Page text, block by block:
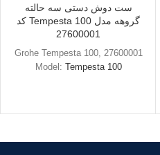
ست دوش دستی سه حالته
گروهه مدل Tempesta 100 کد
27600001
Grohe Tempesta 100, 27600001
Model: Tempesta 100